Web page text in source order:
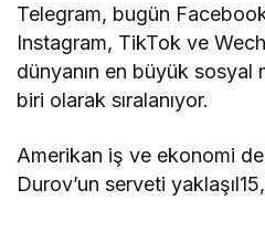
Telegram, bugün
Instagram, TikTok ve
dünyanın en büyük sosyal
biri olarak sıralanıyor.
Amerikan iş ve ekonomi
Durov’un serveti